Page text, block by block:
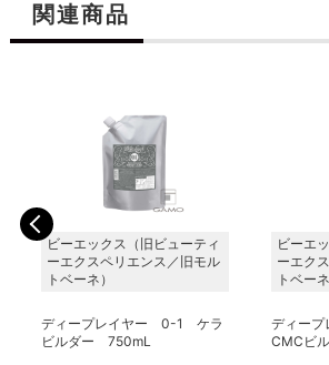
関連商品
ビーエックス（旧ビューティ
ーエクスペリエンス／旧モル
トベーネ）
ディープレイヤー 0-1 ケラ
ビルダー 750mL
ビーエ
ーエク
トベーネ
ディー
CMCビ